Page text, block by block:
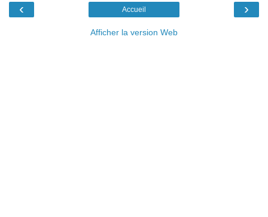
‹ ›
Accueil
Afficher la version Web